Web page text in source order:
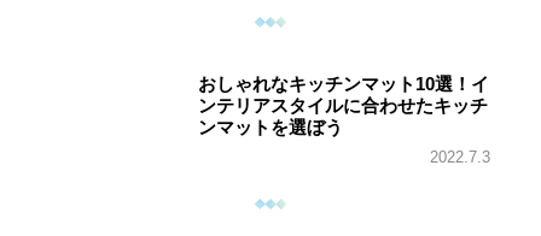
おしゃれなキッチンマット10選！イ
ンテリアスタイルに合わせたキッチ
ンマットを選ぼう
2022.7.3